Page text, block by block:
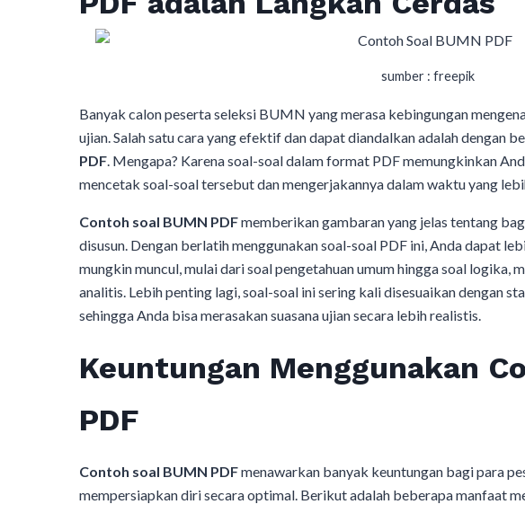
sumber : freepik
Banyak calon peserta seleksi BUMN yang merasa kebingungan
ujian. Salah satu cara yang efektif dan dapat diandalkan adalah dengan
PDF. Mengapa? Karena soal-soal dalam format PDF memungkinkan
mencetak soal-soal tersebut dan mengerjakannya dalam waktu yang
Contoh soal BUMN PDFmemberikan gambaran yang jelas tentang
disusun. Dengan berlatih menggunakan soal-soal PDF ini, Anda dapat
mungkin muncul, mulai dari soal pengetahuan umum hingga soal logika,
analitis. Lebih penting lagi, soal-soal ini sering kali disesuaikan dengan
sehingga Anda bisa merasakan suasana ujian secara lebih realistis.
Keuntungan Menggunakan
PDF
Contoh soal BUMN PDFmenawarkan banyak keuntungan bagi para
mempersiapkan diri secara optimal. Berikut adalah beberapa manfaat